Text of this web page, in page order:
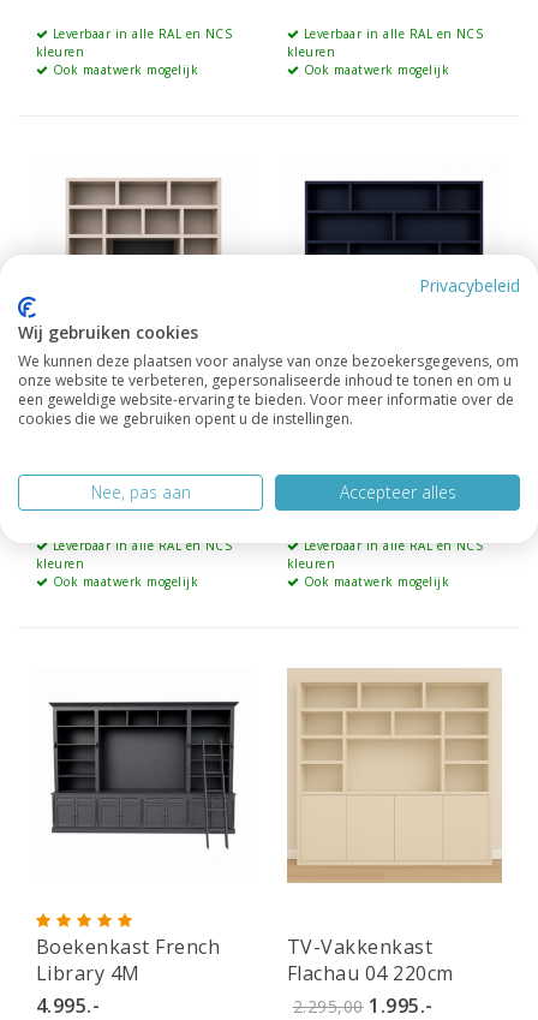
Leverbaar in alle RAL en NCS
kleuren
Ook maatwerk mogelijk
Leverbaar in alle RAL en NCS
kleuren
Ook maatwerk mogelijk
Tv vakkenkast
3.095.-
Leverbaar in alle RAL en NCS
kleuren
Ook maatwerk mogelijk
Tv vakkenkast Milaan
4.995.-
Leverbaar in alle RAL en NCS
kleuren
Ook maatwerk mogelijk
Boekenkast French
Library 4M
4.995.-
TV-Vakkenkast
Flachau 04 220cm
2.295,00 1.995.-
Privacybeleid
Wij gebruiken cookies
We kunnen deze plaatsen voor analyse van onze bezoekersgegevens, om
onze website te verbeteren, gepersonaliseerde inhoud te tonen en om u
een geweldige website-ervaring te bieden. Voor meer informatie over de
cookies die we gebruiken opent u de instellingen.
Nee, pas aan Accepteer alles